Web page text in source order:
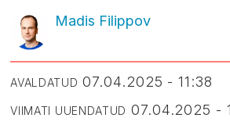
Madis Filippov
AVALDATUD 07.04.2025 - 11:38
VIIMATI UUENDATUD 07.04.2025 -